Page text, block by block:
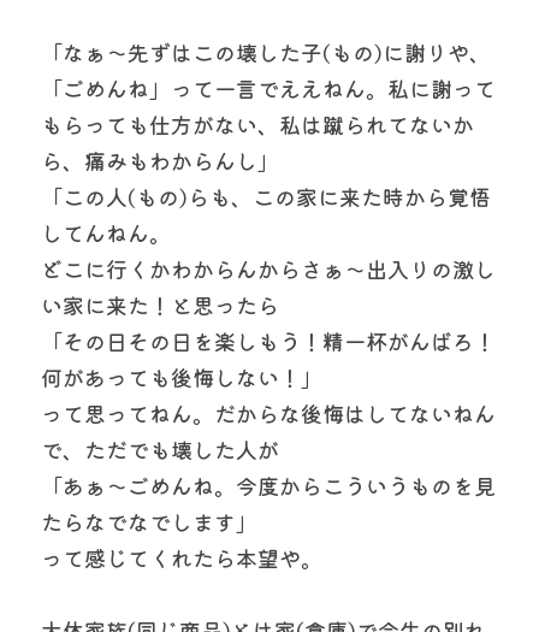
「なぁ〜先ずはこの壊した子(もの)に謝りや、
「ごめんね」って一言でええねん。私に謝って
もらっても仕方がない、私は蹴られてないか
ら、痛みもわからんし」
「この人(もの)らも、この家に来た時から覚悟
してんねん。
どこに行くかわからんからさぁ〜出入りの激し
い家に来た！と思ったら
「その日その日を楽しもう！精一杯がんばろ！
何があっても後悔しない！」
って思ってねん。だからな後悔はしてないねん
で、ただでも壊した人が
「あぁ〜ごめんね。今度からこういうものを見
たらなでなでします」
って感じてくれたら本望や。